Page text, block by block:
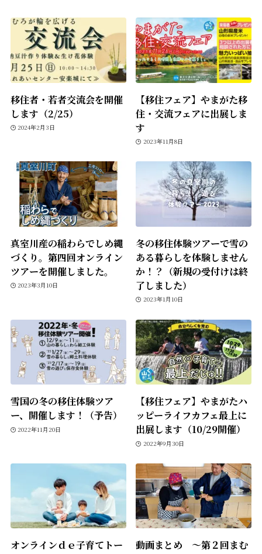
移住者・若者交流会を開催
します（2/25）
2024年2月3日
【移住フェア】やまがた移
住・交流フェアに出展しま
す
2023年11月8日
真室川産の稲わらでしめ縄
づくり。第四回オンライン
ツアーを開催しました。
2023年3月10日
冬の移住体験ツアーで雪の
ある暮らしを体験しません
か！？（新規の受付けは終
了しました）
2023年1月10日
雪国の冬の移住体験ツア
ー、開催します！（予告）
2022年11月20日
【移住フェア】やまがたハ
ッピーライフカフェ最上に
出展します（10/29開催）
2022年9月30日
オンラインｄｅ子育てトー
動画まとめ ～第２回まむ